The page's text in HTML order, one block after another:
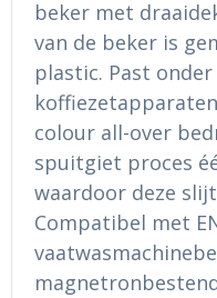
Ondergoed en
Regenkleding
Gereedschap
Schoenen
Hoofdbescherming
Gehoorbescherming
Sokken en
Regenkleding
Schoenen
Gilets
beker met
van de beker is
plastic. Past
colour all-over
spuitgiet proces
waardoor deze
Compatibel met